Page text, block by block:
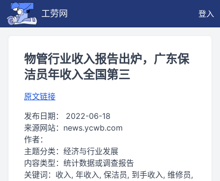
工劳网 登入
物管行业收入报告出炉，广东保
洁员年收入全国第三
原文链接
发布日期： 2022-06-18
来源网站： news.ycwb.com
作者：
主题分类： 经济与行业发展
内容类型： 统计数据或调查报告
关键词： 收入, 年收入, 保洁员, 到手收入, 维修员,